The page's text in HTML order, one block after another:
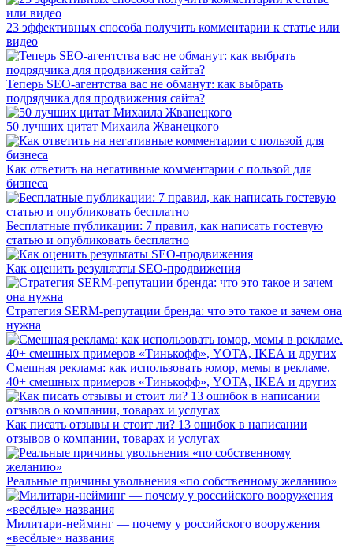
23 эффективных способа получить комментарии к статье или
видео
Теперь SEO-агентства вас не обманут: как выбрать
подрядчика для продвижения сайта?
50 лучших цитат Михаила Жванецкого
Как ответить на негативные комментарии с пользой для
бизнеса
Бесплатные публикации: 7 правил, как написать гостевую
статью и опубликовать бесплатно
Как оценить результаты SEO-продвижения
Стратегия SERM-репутации бренда: что это такое и зачем она
нужна
Смешная реклама: как использовать юмор, мемы в рекламе.
40+ смешных примеров «Тинькофф», YOTA, IKEA и других
Как писать отзывы и стоит ли? 13 ошибок в написании
отзывов о компании, товарах и услугах
Реальные причины увольнения «по собственному желанию»
Милитари-нейминг — почему у российского вооружения
«весёлые» названия